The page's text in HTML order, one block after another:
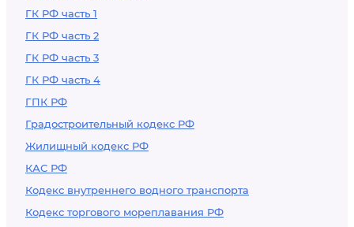
ГК РФ часть 1
ГК РФ часть 2
ГК РФ часть 3
ГК РФ часть 4
ГПК РФ
Градостроительный кодекс РФ
Жилищный кодекс РФ
КАС РФ
Кодекс внутреннего водного транспорта
Кодекс торгового мореплавания РФ